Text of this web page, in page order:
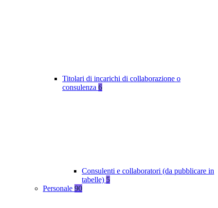
Titolari di incarichi di collaborazione o
consulenza 6
Consulenti e collaboratori (da pubblicare in
tabelle) 5
Personale 90